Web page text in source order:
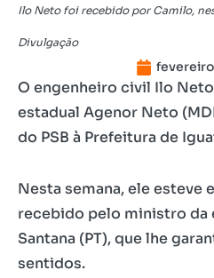
Ilo Neto foi recebido por Camilo,
Divulgação
O engenheiro civil Ilo
estadual Agenor Neto
do PSB à Prefeitura de
Nesta semana, ele esteve
recebido pelo ministro da
Santana (PT), que lhe
sentidos.